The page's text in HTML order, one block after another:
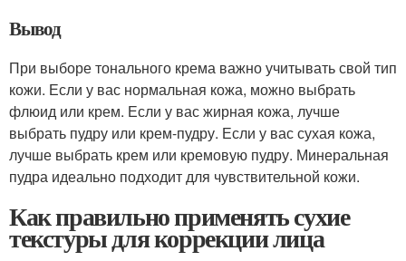
Вывод
При выборе тонального крема важно учитывать свой тип
кожи. Если у вас нормальная кожа, можно выбрать
флюид или крем. Если у вас жирная кожа, лучше
выбрать пудру или крем-пудру. Если у вас сухая кожа,
лучше выбрать крем или кремовую пудру. Минеральная
пудра идеально подходит для чувствительной кожи.
Как правильно применять сухие
текстуры для коррекции лица